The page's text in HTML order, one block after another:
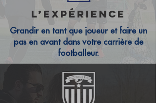
l’expérience
Grandir en tant que joueur et faire un
pas en avant dans votre carrière de
footballeur.